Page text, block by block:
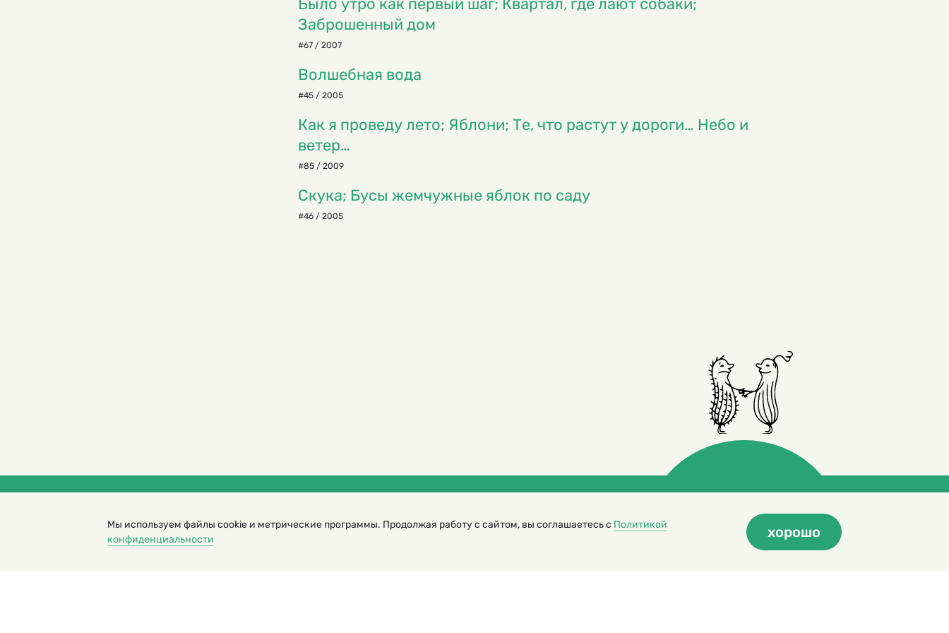
Было утро как первый шаг; Квартал, где лают собаки;
Заброшенный дом
#67 / 2007
Волшебная вода
#45 / 2005
Как я проведу лето; Яблони; Те, что растут у дороги… Небо и
ветер…
#85 / 2009
Скука; Бусы жемчужные яблок по саду
#46 / 2005
© 2000 – 2026. Кукумбер. Литературный иллюстрированный журнал для детей
Копирование материалов возможно только с разрешения редакторов сайта
Мы используем файлы cookie и метрические программы. Продолжая работу с сайтом, вы соглашаетесь с Политикой
конфиденциальности
хорошо